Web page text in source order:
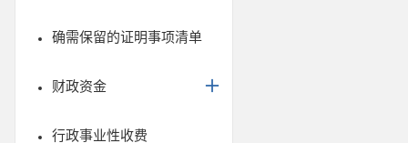
确需保留的证明事项清单
财政资金
行政事业性收费